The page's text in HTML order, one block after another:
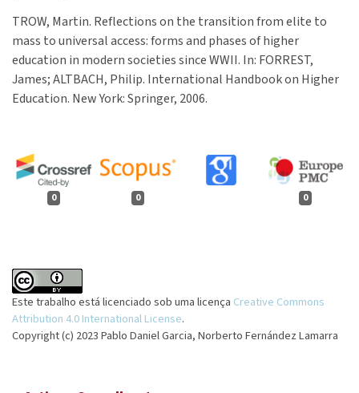
0 0 0
TROW, Martin. Reflections on the transition from elite to
mass to universal access: forms and phases of higher
education in modern societies since WWII. In: FORREST,
James; ALTBACH, Philip. International Handbook on Higher
Education. New York: Springer, 2006.
Este trabalho está licenciado sob uma licença Creative Commons
Attribution 4.0 International License.
Copyright (c) 2023 Pablo Daniel Garcia, Norberto Fernández Lamarra